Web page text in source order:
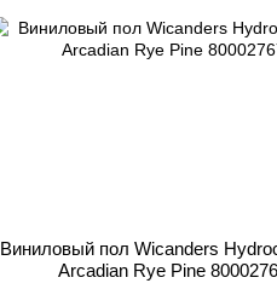
Виниловый пол Wicanders
Arcadian Rye Pine